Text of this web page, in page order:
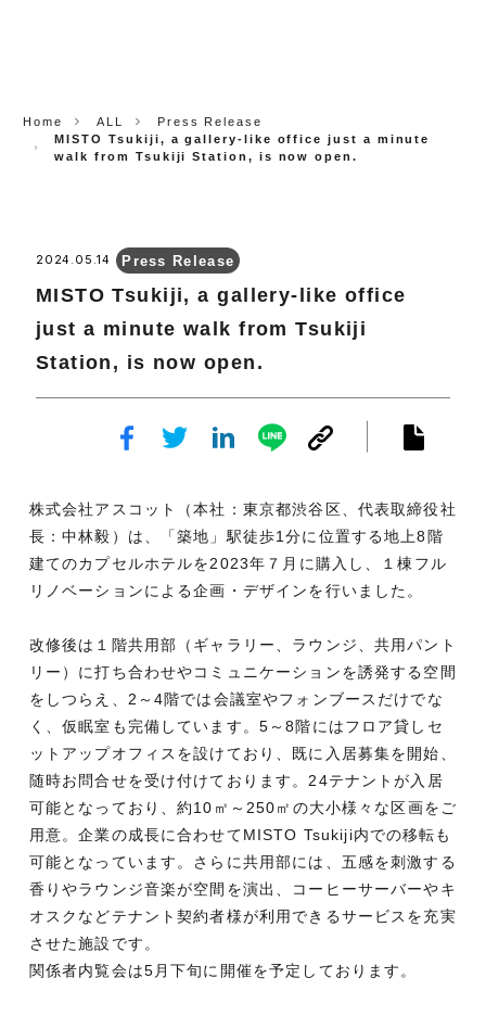
Home ALL
Press Release
MISTO Tsukiji, a gallery-like office just a minute
walk from Tsukiji Station, is now open.
2024.05.14 Press Release
MISTO Tsukiji, a gallery-like office
just a minute walk from Tsukiji
Station, is now open.
株式会社アスコット（本社：東京都渋谷区、代表取締役社
長：中林毅）は、「築地」駅徒歩1分に位置する地上8階
建てのカプセルホテルを2023年７月に購入し、１棟フル
リノベーションによる企画・デザインを行いました。
改修後は１階共用部（ギャラリー、ラウンジ、共用パント
リー）に打ち合わせやコミュニケーションを誘発する空間
をしつらえ、2～4階では会議室やフォンブースだけでな
く、仮眠室も完備しています。5～8階にはフロア貸しセ
ットアップオフィスを設けており、既に入居募集を開始、
随時お問合せを受け付けております。24テナントが入居
可能となっており、約10㎡～250㎡の大小様々な区画をご
用意。企業の成長に合わせてMISTO Tsukiji内での移転も
可能となっています。さらに共用部には、五感を刺激する
香りやラウンジ音楽が空間を演出、コーヒーサーバーやキ
オスクなどテナント契約者様が利用できるサービスを充実
させた施設です。
関係者内覧会は5月下旬に開催を予定しております。